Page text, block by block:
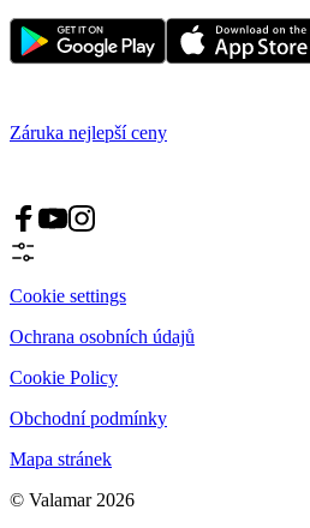
Záruka nejlepší ceny
Cookie settings
Ochrana osobních údajů
Cookie Policy
Obchodní podmínky
Mapa stránek
© Valamar 2026